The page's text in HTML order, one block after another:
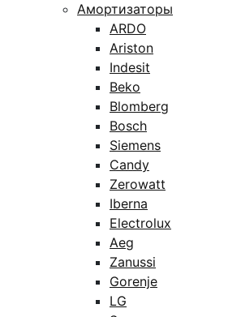
Амортизаторы
ARDO
Ariston
Indesit
Beko
Blomberg
Bosch
Siemens
Candy
Zerowatt
Iberna
Electrolux
Aeg
Zanussi
Gorenje
LG